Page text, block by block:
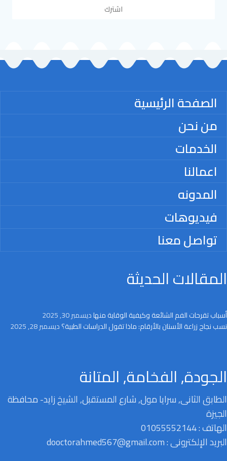
اشترك
الصفحة الرئيسية
من نحن
الخدمات
اعمالنا
المدونه
فيديوهات
تواصل معنا
المقالات الحديثة
أسباب تقرحات الفم الشائعة وكيفية الوقاية منهاديسمبر 30, 2025
نسب نجاح زراعة الأسنان بالأرقام: ماذا تقول الدراسات الطبية؟ديسمبر 28, 2025
الجودة, الفخامة, المتانة
الطابق الثانى, سرايا مول, شارع المستقبل, الشيخ زايد- محافظة
الجيزة
الهاتف : 01055552144
البريد الإلكترونى : dooctorahmed567@gmail.com